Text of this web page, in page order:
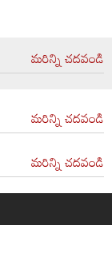
మరిన్ని చదవండి
మరిన్ని చదవండి
మరిన్ని చదవండి